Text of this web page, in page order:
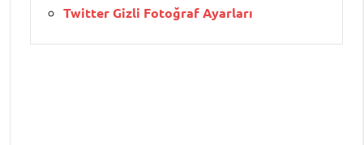
Twitter Gizli Fotoğraf Ayarları